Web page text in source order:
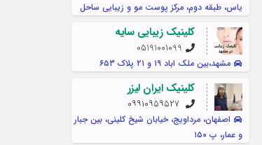
یاس، طبقه دوم، مرکز پوست مو و زیبایی ساحل
کلینیک زیبایی سایه
05191001099
مشهد،بین ملک اباد ۱۹ و ۲۱ پلاک ۶۵۳
کلینیک ایران لیزر
۰۹۹۱۰۹۵۹۵۲۷
اصفهان، مرداویج، خیابان شیخ کلینی، بین جبار
و عمار، پ ۱۵۰